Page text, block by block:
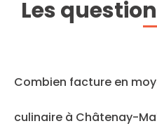
Les
Combien facture en
culinaire à Châtenay-